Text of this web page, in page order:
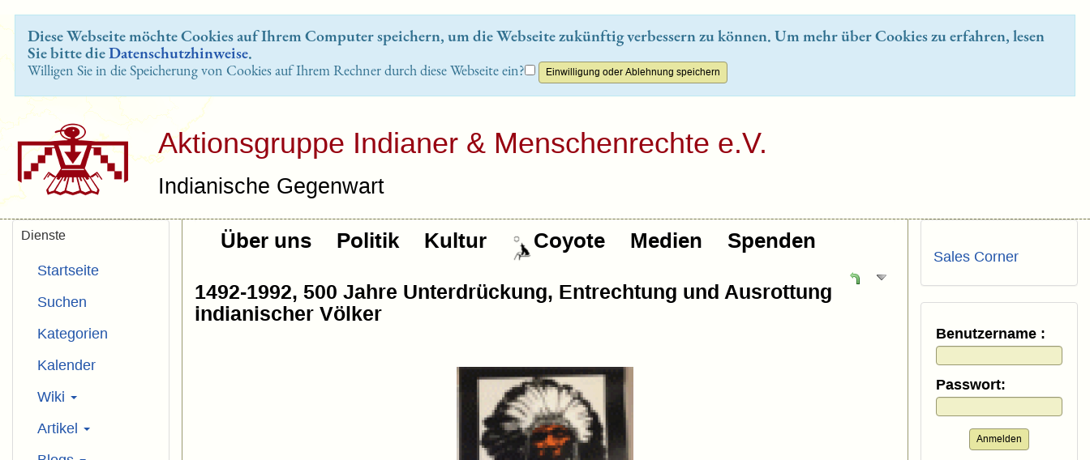
Diese Webseite möchte Cookies auf Ihrem Computer speichern, um die Webseite zukünftig verbessern zu können. Um mehr über Cookies zu erfahren, lesen
Sie bitte dieDatenschutzhinweise.
Willigen Sie in die Speicherung von Cookies auf Ihrem Rechner durch diese Webseite ein?
Aktionsgruppe Indianer & Menschenrechte e.V.
Indianische Gegenwart
Über uns Politik Kultur Coyote Medien Spenden
1492-1992, 500 Jahre Unterdrückung, Entrechtung und Ausrottung
indianischer Völker
Dienste
Startseite
Suchen
Kategorien
Kalender
Wiki
Artikel
Sales Corner
Benutzername :
Passwort:
Anmelden